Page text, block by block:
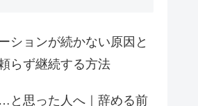
ションが続かない原因と
らず継続する方法
と思った人へ｜辞める前